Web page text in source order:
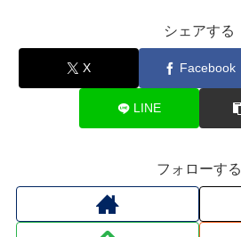
シェアする
X Facebook
LINE
フォローする